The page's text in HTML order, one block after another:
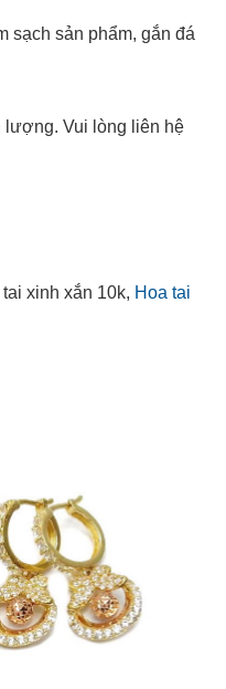
sạch sản phẩm, gắn đá
lượng. Vui lòng liên hệ
xinh xắn 10k, Hoa tai